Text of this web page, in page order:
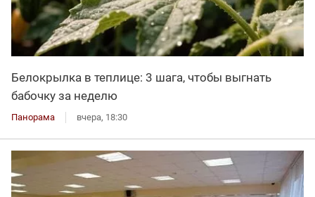
Белокрылка в теплице: 3 шага, чтобы выгнать
бабочку за неделю
Панорама вчера, 18:30